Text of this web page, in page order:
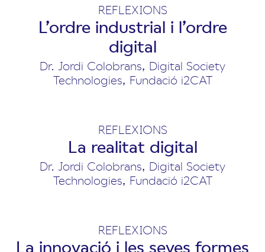
REFLEXIONS
L’ordre industrial i l’ordre
digital
Dr. Jordi Colobrans, Digital Society
Technologies, Fundació i2CAT
REFLEXIONS
La realitat digital
Dr. Jordi Colobrans, Digital Society
Technologies, Fundació i2CAT
REFLEXIONS
La innovació i les seves formes